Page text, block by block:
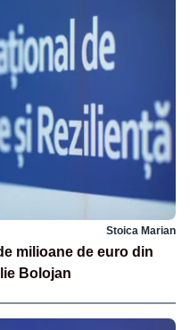
Stoica Marian
milioane de euro din
Bolojan